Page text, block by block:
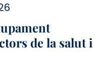
de la salut i